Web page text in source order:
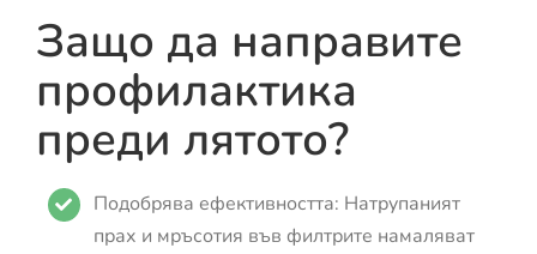
Защо да направите
профилактика
преди лятото?
Подобрява ефективността: Натрупаният
прах и мръсотия във филтрите намаляват